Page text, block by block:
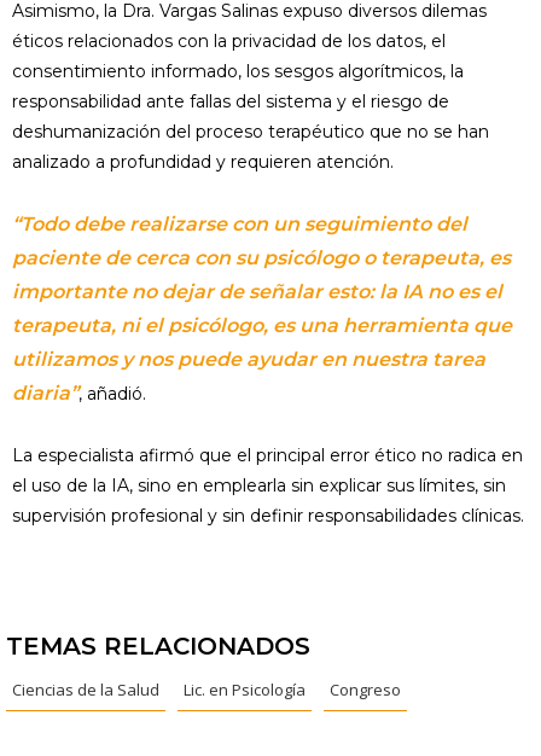
Asimismo, la Dra. Vargas Salinas expuso diversos dilemas
éticos relacionados con la privacidad de los datos, el
consentimiento informado, los sesgos algorítmicos, la
responsabilidad ante fallas del sistema y el riesgo de
deshumanización del proceso terapéutico que no se han
analizado a profundidad y requieren atención.
“Todo debe realizarse con un seguimiento del
paciente de cerca con su psicólogo o terapeuta, es
importante no dejar de señalar esto: la IA no es el
terapeuta, ni el psicólogo, es una herramienta que
utilizamos y nos puede ayudar en nuestra tarea
diaria”, añadió.
La especialista afirmó que el principal error ético no radica en
el uso de la IA, sino en emplearla sin explicar sus límites, sin
supervisión profesional y sin definir responsabilidades clínicas.
TEMAS RELACIONADOS
Ciencias de la Salud Lic. en Psicología Congreso